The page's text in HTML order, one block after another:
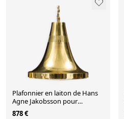
Plafonnier en laiton de Hans
Agne Jakobsson pour
Markaryd Suède, 1960
878 €